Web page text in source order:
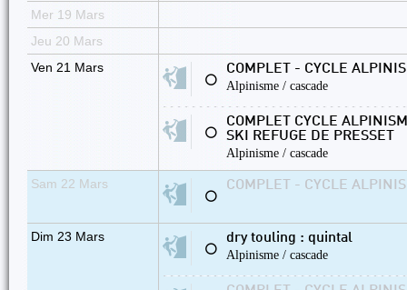
Mer 19 Mars
Jeu 20 Mars
Ven 21 Mars
⚪
COMPLET - CYCLE
Alpinisme / cascade
⚪
COMPLET CYCLE
SKI REFUGE DE PRESSET
Alpinisme / cascade
Sam 22 Mars
⚪
COMPLET - CYCLE
Dim 23 Mars
⚪
dry touling : quintal
Alpinisme / cascade